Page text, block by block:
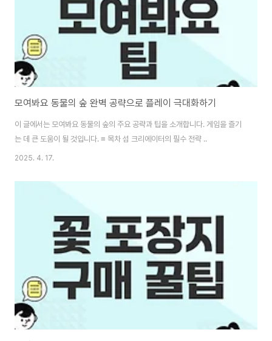
모여봐요 동물의 숲 완벽 공략으로 플레이 극대화하기
이 글에서는 모여봐요 동물의 숲의 주요 공략과 팁을 소개합니다. 게임을 즐기
는 데 큰 도움이 될 것입니다. ≡ 목차 섬 크리에이터의 필수 전략 ..
2025. 4. 17.